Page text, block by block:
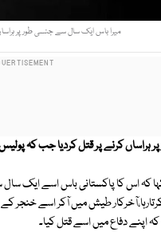
میرا باس ایک سال سے جنسی طور پر ہراساں
کہ اس کا پاکستانی باس اسے ایک سال
طیش میں آکر اسے خنجر کے
اپنے دفاع میں اسے قتل کیا۔